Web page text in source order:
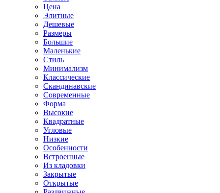
Цена
Элитные
Дешевые
Размеры
Большие
Маленькие
Стиль
Минимализм
Классические
Скандинавские
Современные
Форма
Высокие
Квадратные
Угловые
Низкие
Особенности
Встроенные
Из кладовки
Закрытые
Открытые